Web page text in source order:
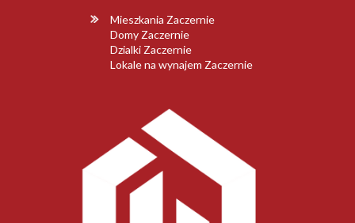
Mieszkania Zaczernie
Domy Zaczernie
Dzialki Zaczernie
Lokale na wynajem Zaczernie